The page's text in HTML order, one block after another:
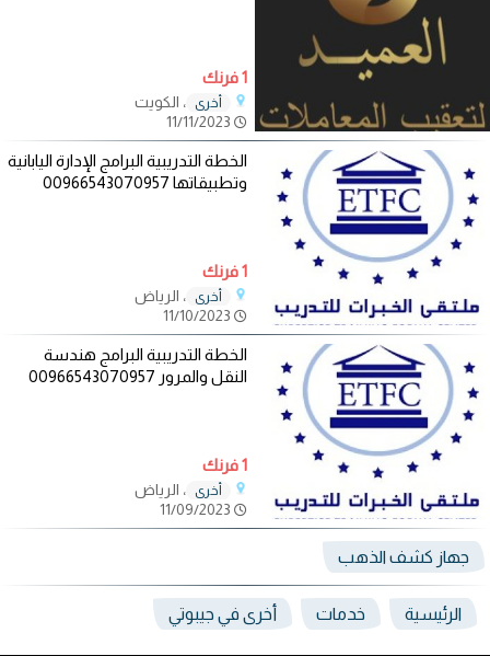
1 فرنك
أخرى
، الكويت
الخطة التدريبية البرامج الإدارة اليابانية
وتطبيقاتها 00966543070957
1 فرنك
أخرى
، الرياض
الخطة التدريبية البرامج هندسة
النقل والمرور 00966543070957
1 فرنك
أخرى
، الرياض
جهاز كشف الذهب
الرئيسية خدمات أخرى في جيبوتي